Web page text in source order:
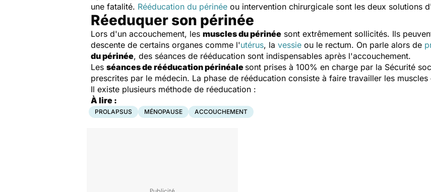
une fatalité. Rééducation du périnée ou intervention chirurgicale sont les deux solutions
Réeduquer son périnée
Lors d'un accouchement, les muscles du périnée sont extrêmement sollicités. Ils
descente de certains organes comme l'utérus, la vessie ou le rectum. On parle alors de
du périnée, des séances de rééducation sont indispensables après l'accouchement.
Les séances de rééducation périnéale sont prises à 100% en charge par la Sécurité
prescrites par le médecin. La phase de rééducation consiste à faire travailler les
Il existe plusieurs méthode de réeducation :
À lire :
PROLAPSUS MÉNOPAUSE ACCOUCHEMENT